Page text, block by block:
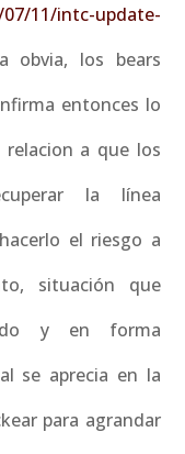
11/intc-update-
los bears
entonces lo
a que los
la línea
el riesgo a
situación que
y en forma
se aprecia en la
para agrandar